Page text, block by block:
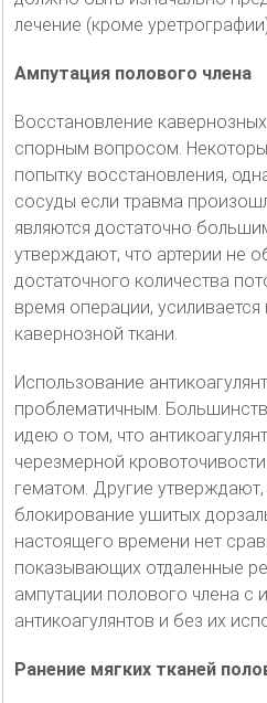
лечение (кроме
Ампутация полового члена
Восстановление
спорным вопросом.
попытку восстановления,
сосуды если травма
являются достаточно
утверждают, что артерии не
достаточного количества
время операции,
кавернозной ткани.
Использование
проблематичным.
идею о том, что
черезмерной
гематом. Другие
блокирование ушитых
настоящего времени нет
показывающих отдаленные
ампутации полового члена с
антикоагулянтов и без их
Ранение мягких тканей